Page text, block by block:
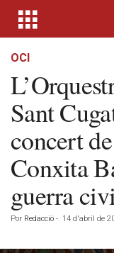
OCI
Sant
concert
Conxita
guerra
Por Redacció - 14 d'abril de